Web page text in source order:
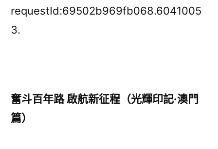
“一
最
requestId:69502b969fb068.6041005
3.
奮斗百年路 啟航新征程（光輝印記·澳門
篇）